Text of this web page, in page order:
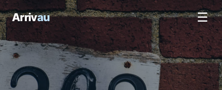
Arrivau ☰